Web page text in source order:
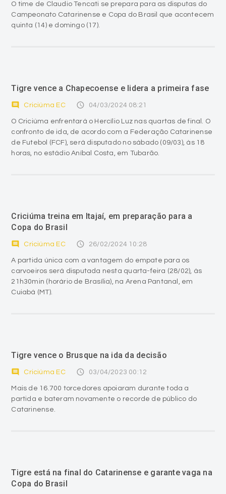
O time de Claudio Tencati se prepara para as disputas do
Campeonato Catarinense e Copa do Brasil que acontecem
quinta (14) e domingo (17).
Tigre vence a Chapecoense e lidera a primeira fase
comment Criciúma EC access_time 04/03/2024 08:21
O Criciúma enfrentará o Hercílio Luz nas quartas de final. O
confronto de ida, de acordo com a Federação Catarinense
de Futebol (FCF), será disputado no sábado (09/03), às 18
horas, no estádio Aníbal Costa, em Tubarão.
Criciúma treina em Itajaí, em preparação para a
Copa do Brasil
comment Criciúma EC access_time 26/02/2024 10:28
A partida única com a vantagem do empate para os
carvoeiros será disputada nesta quarta-feira (28/02), às
21h30min (horário de Brasília), na Arena Pantanal, em
Cuiabá (MT).
Tigre vence o Brusque na ida da decisão
comment Criciúma EC access_time 03/04/2023 00:12
Mais de 16.700 torcedores apoiaram durante toda a
partida e bateram novamente o recorde de público do
Catarinense.
Tigre está na final do Catarinense e garante vaga na
Copa do Brasil